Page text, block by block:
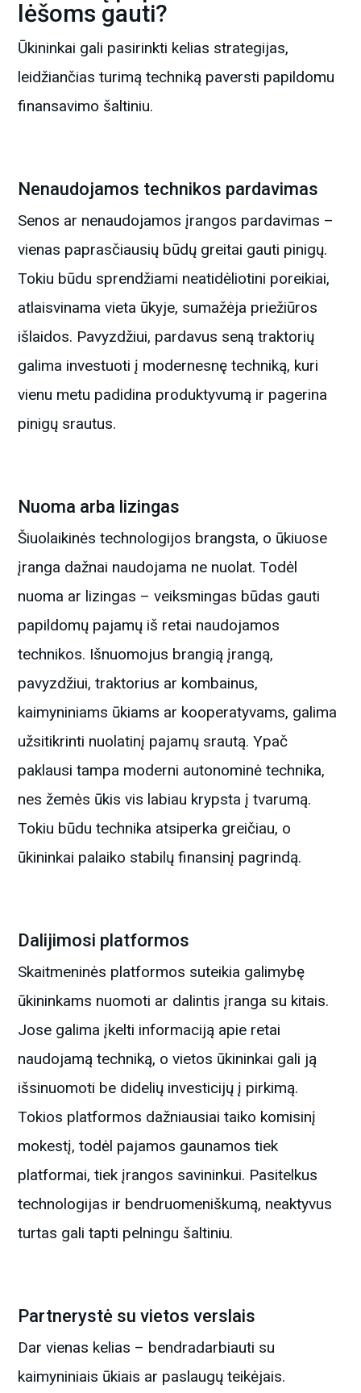
lėšoms gauti?
Ūkininkai gali pasirinkti kelias strategijas,
leidžiančias turimą techniką paversti papildomu
finansavimo šaltiniu.
Nenaudojamos technikos pardavimas
Senos ar nenaudojamos įrangos pardavimas –
vienas paprasčiausių būdų greitai gauti pinigų.
Tokiu būdu sprendžiami neatidėliotini poreikiai,
atlaisvinama vieta ūkyje, sumažėja priežiūros
išlaidos. Pavyzdžiui, pardavus seną traktorių
galima investuoti į modernesnę techniką, kuri
vienu metu padidina produktyvumą ir pagerina
pinigų srautus.
Nuoma arba lizingas
Šiuolaikinės technologijos brangsta, o ūkiuose
įranga dažnai naudojama ne nuolat. Todėl
nuoma ar lizingas – veiksmingas būdas gauti
papildomų pajamų iš retai naudojamos
technikos. Išnuomojus brangią įrangą,
pavyzdžiui, traktorius ar kombainus,
kaimyniniams ūkiams ar kooperatyvams, galima
užsitikrinti nuolatinį pajamų srautą. Ypač
paklausi tampa moderni autonominė technika,
nes žemės ūkis vis labiau krypsta į tvarumą.
Tokiu būdu technika atsiperka greičiau, o
ūkininkai palaiko stabilų finansinį pagrindą.
Dalijimosi platformos
Skaitmeninės platformos suteikia galimybę
ūkininkams nuomoti ar dalintis įranga su kitais.
Jose galima įkelti informaciją apie retai
naudojamą techniką, o vietos ūkininkai gali ją
išsinuomoti be didelių investicijų į pirkimą.
Tokios platformos dažniausiai taiko komisinį
mokestį, todėl pajamos gaunamos tiek
platformai, tiek įrangos savininkui. Pasitelkus
technologijas ir bendruomeniškumą, neaktyvus
turtas gali tapti pelningu šaltiniu.
Partnerystė su vietos verslais
Dar vienas kelias – bendradarbiauti su
kaimyniniais ūkiais ar paslaugų teikėjais.